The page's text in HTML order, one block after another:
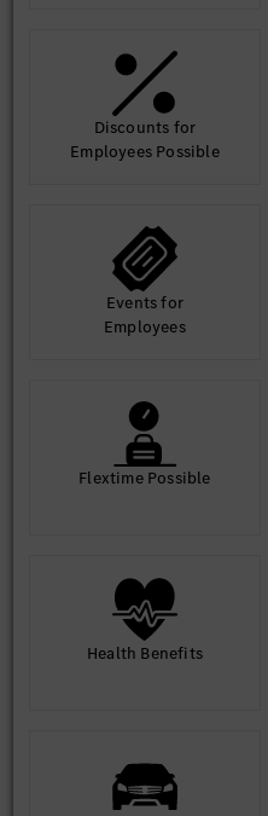
Discounts for
Employees Possible
Events for
Employees
Flextime Possible
Health Benefits